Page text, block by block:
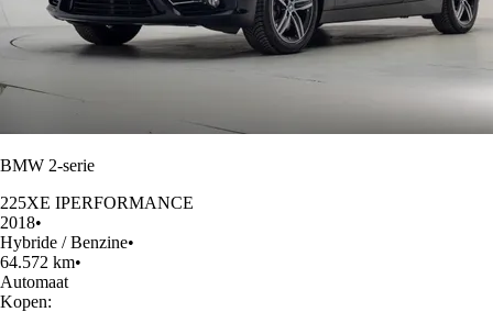
BMW 2-serie
225XE IPERFORMANCE
2018•
Hybride / Benzine•
64.572 km•
Automaat
Kopen: